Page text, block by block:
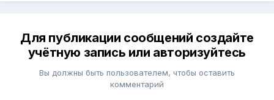
Для публикации сообщений создайте
учётную запись или авторизуйтесь
Вы должны быть пользователем, чтобы оставить
комментарий